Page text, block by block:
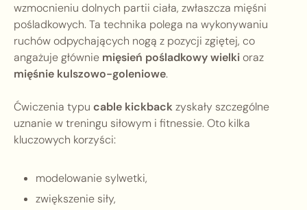
wzmocnieniu dolnych partii ciała, zwłaszcza mięśni
pośladkowych. Ta technika polega na wykonywaniu
ruchów odpychających nogą z pozycji zgiętej, co
angażuje głównie mięsień pośladkowy wielkioraz
mięśnie kulszowo-goleniowe.
Ćwiczenia typu cable kickbackzyskały szczególne
uznanie w treningu siłowym i fitnessie. Oto kilka
kluczowych korzyści:
modelowanie sylwetki,
zwiększenie siły,